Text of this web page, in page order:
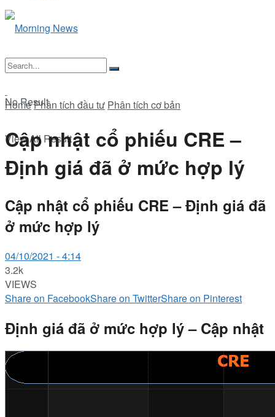
No Result
View All Result
HomePhân tích đầu tư Phân tích cơ bản
Cập nhật cổ phiếu CRE –
Định giá đã ở mức hợp lý
Cập nhật cổ phiếu CRE – Định giá đã
ở mức hợp lý
04/10/2021 - 4:14
3.2k
VIEWS
Share on FacebookShare on TwitterShare on Pinterest
Định giá đã ở mức hợp lý – Cập nhật